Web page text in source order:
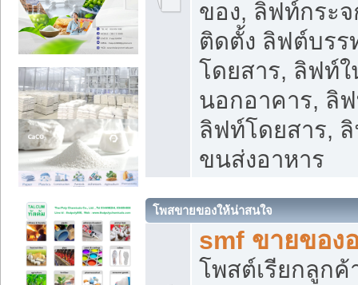
ของ, ลิฟท์กระ
ติดตั้ง ลิฟต์บร
โดยสาร, ลิฟท์
นอกอาคาร, ลิ
ลิฟท์โดยสาร,
ขนส่งอาหาร
โพสขายของให้น่าสนใจ
smf ขายของ
โพสต์เรียกลูกค้